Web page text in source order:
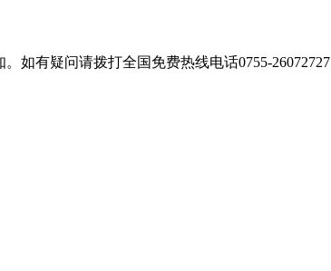
。如有疑问请拨打全国免费热线电话0755-26072727